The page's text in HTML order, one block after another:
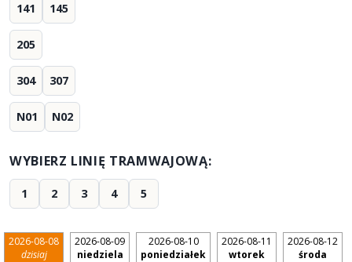
141 145
205
304 307
N01 N02
WYBIERZ LINIĘ TRAMWAJOWĄ:
1 2 3 4 5
2026-08-08
dzisiaj
2026-08-09
niedziela
2026-08-10
poniedziałek
2026-08-11
wtorek
2026-08-12
środa